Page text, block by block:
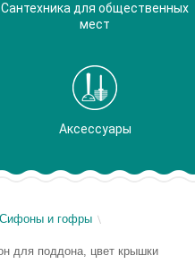
Сантехника для общественных
мест
Аксессуары
Сифоны и гофры
для поддона, цвет крышки